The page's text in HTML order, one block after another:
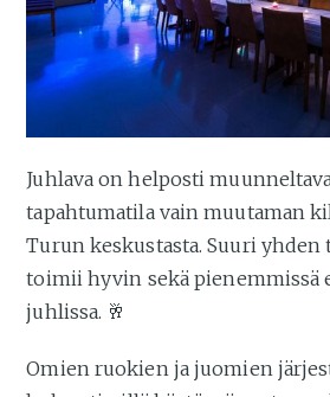
Juhlava on helposti
tapahtumatila vain muutaman
Turun keskustasta. Suuri yhden
toimii hyvin sekä pienemmissä
juhlissa. 🥂
Omien ruokien ja juomien